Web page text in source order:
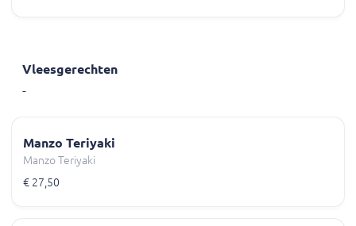
Vleesgerechten
-
Manzo Teriyaki
Manzo Teriyaki
€ 27,50